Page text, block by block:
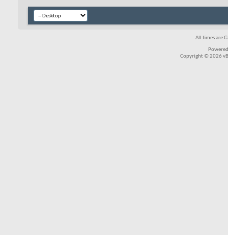
All times are
Copyright © 2026